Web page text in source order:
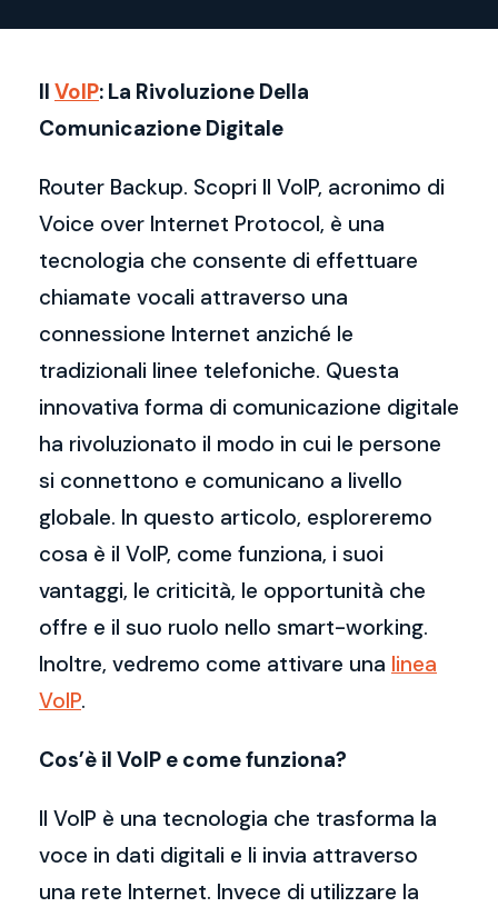
Il VoIP: La Rivoluzione Della
Comunicazione Digitale
Router Backup. Scopri Il VoIP, acronimo di
Voice over Internet Protocol, è una
tecnologia che consente di effettuare
chiamate vocali attraverso una
connessione Internet anziché le
tradizionali linee telefoniche. Questa
innovativa forma di comunicazione digitale
ha rivoluzionato il modo in cui le persone
si connettono e comunicano a livello
globale. In questo articolo, esploreremo
cosa è il VoIP, come funziona, i suoi
vantaggi, le criticità, le opportunità che
offre e il suo ruolo nello smart-working.
Inoltre, vedremo come attivare una linea
VoIP.
Cos’è il VoIP e come funziona?
Il VoIP è una tecnologia che trasforma la
voce in dati digitali e li invia attraverso
una rete Internet. Invece di utilizzare la